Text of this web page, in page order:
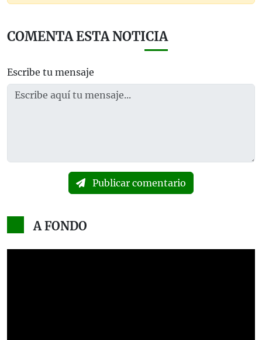
COMENTA ESTA NOTICIA
Escribe tu mensaje
Publicar comentario
A FONDO